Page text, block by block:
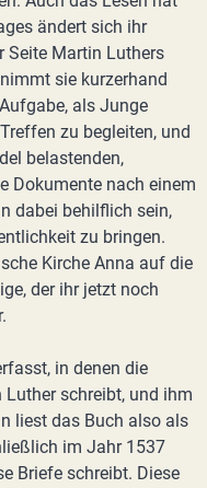
ändert sich ihr
Seite Martin Luthers
sie kurzerhand
als Junge
zu begleiten, und
belastenden,
Dokumente nach einem
dabei behilflich sein,
zu bringen.
Kirche Anna auf die
der ihr jetzt noch
in denen die
schreibt, und ihm
liest das Buch also als
im Jahr 1537
Briefe schreibt. Diese